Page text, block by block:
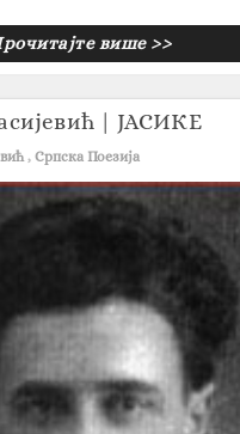
више >>
| ЈАСИКЕ
, Српска Поезија